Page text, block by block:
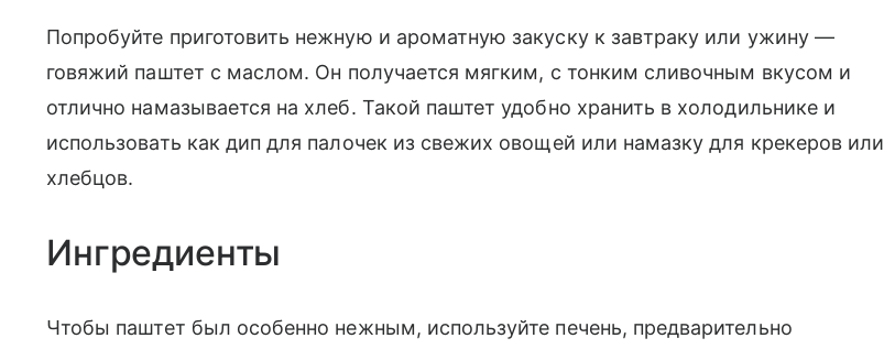
Попробуйте приготовить нежную и ароматную закуску к завтраку или ужину —
говяжий паштет с маслом. Он получается мягким, с тонким сливочным вкусом и
отлично намазывается на хлеб. Такой паштет удобно хранить в холодильнике и
использовать как дип для палочек из свежих овощей или намазку для крекеров или
хлебцов.
Ингредиенты
Чтобы паштет был особенно нежным, используйте печень, предварительно